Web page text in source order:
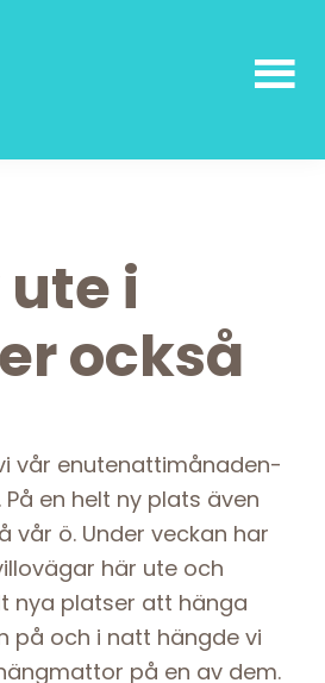
i
också
vår enutenattimånaden-
en helt ny plats även
vår ö. Under veckan har
här ute och
nya platser att hänga
på och i natt hängde vi
på en av dem.